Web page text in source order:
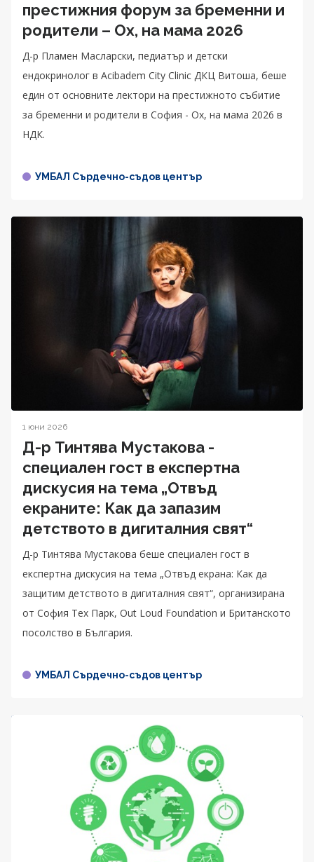
престижния форум за бременни и
родители – Ох, на мама 2026
Д-р Пламен Масларски, педиатър и детски
ендокринолог в Acibadem City Clinic ДКЦ Витоша, беше
един от основните лектори на престижното събитие
за бременни и родители в София - Ох, на мама 2026 в
НДК.
УМБАЛ Сърдечно-съдов център
1 юни 2026
Д-р Тинтява Мустакова -
специален гост в експертна
дискусия на тема „Отвъд
екраните: Как да запазим
детството в дигиталния свят“
Д-р Тинтява Мустакова беше специален гост в
експертна дискусия на тема „Отвъд екрана: Как да
защитим детството в дигиталния свят“, организирана
от София Тех Парк, Out Loud Foundation и Британското
посолство в България.
УМБАЛ Сърдечно-съдов център